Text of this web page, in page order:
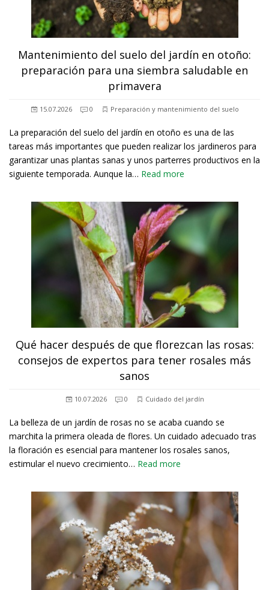
Mantenimiento del suelo del jardín en otoño:
preparación para una siembra saludable en
primavera
15.07.2026 0 Preparación y mantenimiento del suelo
La preparación del suelo del jardín en otoño es una de las
tareas más importantes que pueden realizar los jardineros para
garantizar unas plantas sanas y unos parterres productivos en la
siguiente temporada. Aunque la… Read more
Qué hacer después de que florezcan las rosas:
consejos de expertos para tener rosales más
sanos
10.07.2026 0 Cuidado del jardín
La belleza de un jardín de rosas no se acaba cuando se
marchita la primera oleada de flores. Un cuidado adecuado tras
la floración es esencial para mantener los rosales sanos,
estimular el nuevo crecimiento… Read more